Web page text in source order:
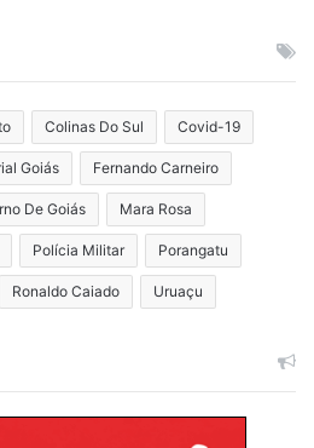
Colinas Do Sul Covid-19
Goiás Fernando Carneiro
De Goiás Mara Rosa
Polícia Militar Porangatu
Ronaldo Caiado Uruaçu